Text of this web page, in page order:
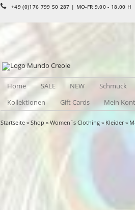
+49 (0)176 799 50 287 | MO-FR 9.00 - 18.00 H
Home SALE NEW Schmuck
Kollektionen
Gift Cards Mein
Startseite » Shop » Women´s Clothing » Kleider»